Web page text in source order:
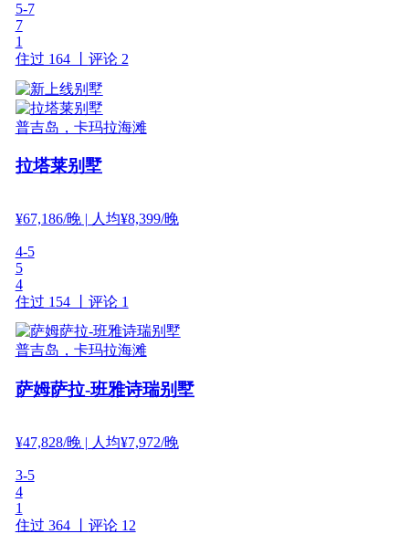
5-7
7
1
住过 164 丨 评论 2
普吉岛，卡玛拉海滩
拉塔莱别墅
¥67,186/晚| 人均¥8,399/晚
4-5
5
4
住过 154 丨 评论 1
普吉岛，卡玛拉海滩
萨姆萨拉-班雅诗瑞别墅
¥47,828/晚| 人均¥7,972/晚
3-5
4
1
住过 364 丨 评论 12